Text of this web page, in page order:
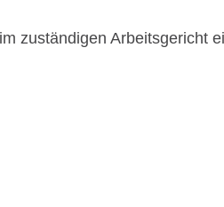
zuständigen Arbeitsgericht